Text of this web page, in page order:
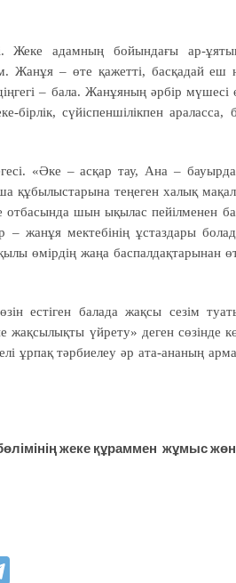
адамның бо­йын­­дағы ар-
Жанұя – өте қажетті, басқадай еш
– бала. Жанұяның әрбір мүшесі
бірлік, сүйіспеншілікпен
«Әке – асқар тау, Ана –
құбылыс­тарына теңеген халық
отбасында шын ықылас пейілменен
– жанұя мектебінің ұстаздары
өмірдің жаңа баспал­дақтарынан
естіген балада жақсы сезім
үйрету» деген сөзінде
ұрпақ тәрбиелеу әр ата-ананың
жеке құраммен жұмыс